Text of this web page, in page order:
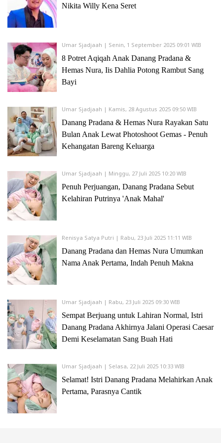
DAA1 Danang dikenal sebagai penyanyi dangdut kontemporer
karena kepiawaiannya dalam memasukkan beberapa unsur
levelAsia.
DISKOGRAFI
Gadis Atau Janda (Reycle)
Bidadari Jiwa(2016)
Satu Selamanya(2017)
Panah Asmara(2017)featuring Nilam Gamma1
Cinta Memilih Pergi(2018)
Kena Tipu
Di Sana Menanti Di Sini Menunggu (Remake)(2019)
Jejak Cinta(2020)
Dia (2020)
Nikita Willy Kena Seret
Umar Sjadjaah | Senin, 1 September 2025 09:01 WIB
8 Potret Aqiqah Anak Danang Pradana &
Hemas Nura, Iis Dahlia Potong Rambut Sang
Bayi
Umar Sjadjaah | Kamis, 28 Agustus 2025 09:50 WIB
Danang Pradana & Hemas Nura Rayakan Satu
Bulan Anak Lewat Photoshoot Gemas - Penuh
Kehangatan Bareng Keluarga
Umar Sjadjaah | Minggu, 27 Juli 2025 10:20 WIB
Penuh Perjuangan, Danang Pradana Sebut
Kelahiran Putrinya 'Anak Mahal'
Renisya Satya Putri | Rabu, 23 Juli 2025 11:11 WIB
Danang Pradana dan Hemas Nura Umumkan
Nama Anak Pertama, Indah Penuh Makna
Umar Sjadjaah | Rabu, 23 Juli 2025 09:30 WIB
Sempat Berjuang untuk Lahiran Normal, Istri
Danang Pradana Akhirnya Jalani Operasi Caesar
Demi Keselamatan Sang Buah Hati
Umar Sjadjaah | Selasa, 22 Juli 2025 10:33 WIB
Selamat! Istri Danang Pradana Melahirkan Anak
Pertama, Parasnya Cantik